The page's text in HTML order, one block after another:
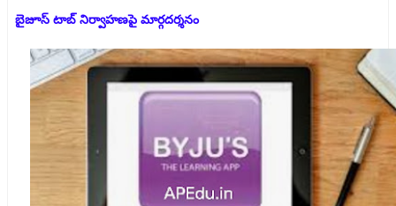
బైజూస్ టాబ్ నిర్వాహణపై మార్గదర్శనం